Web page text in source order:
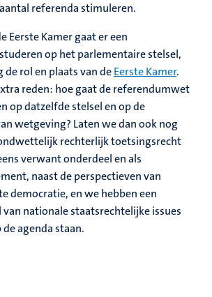
referenda stimuleren.
Eerste Kamer gaat er een
op het parlementaire stelsel,
de rol en plaats van deEerste Kamer.
reden: hoe gaat de referendumwet
op datzelfde stelsel en op de
wetgeving? Laten we dan ook nog
rechterlijk toetsingsrecht
verwant onderdeel en als
naast de perspectieven van
democratie, en we hebben een
nationale staatsrechtelijke issues
agenda staan.